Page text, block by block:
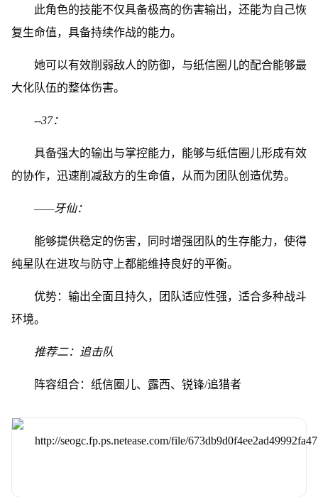
此角色的技能不仅具备极高的伤害输出，还能为自己恢
复生命值，具备持续作战的能力。
她可以有效削弱敌人的防御，与纸信圈儿的配合能够最
大化队伍的整体伤害。
--37：
具备强大的输出与掌控能力，能够与纸信圈儿形成有效
的协作，迅速削减敌方的生命值，从而为团队创造优势。
——牙仙：
能够提供稳定的伤害，同时增强团队的生存能力，使得
纯星队在进攻与防守上都能维持良好的平衡。
优势：输出全面且持久，团队适应性强，适合多种战斗
环境。
推荐二：追击队
阵容组合：纸信圈儿、露西、锐锋/追猎者